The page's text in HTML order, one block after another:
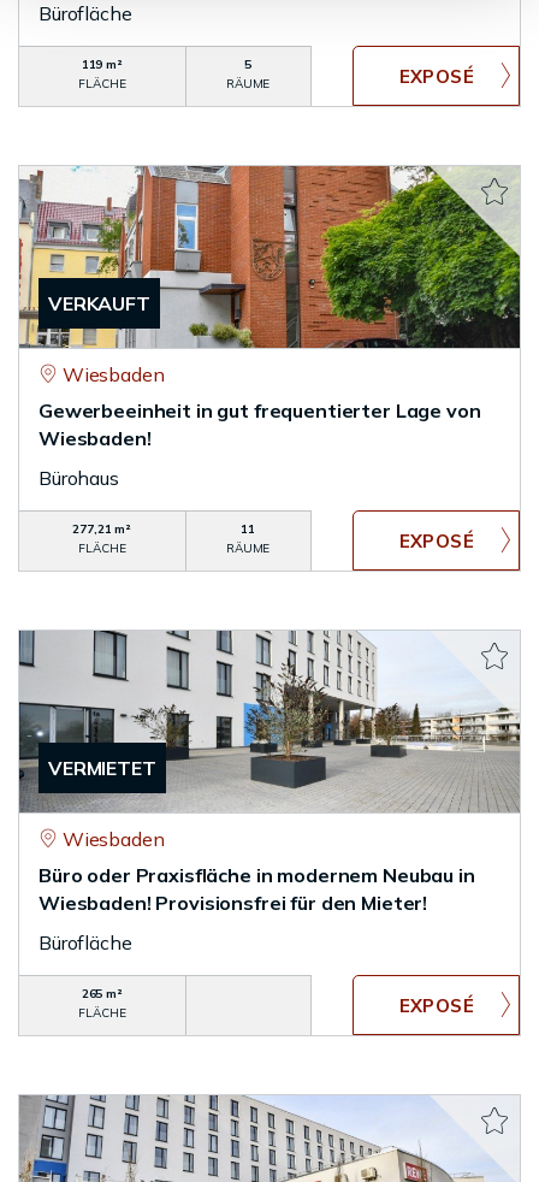
Bürofläche
119 m²
FLÄCHE
5
RÄUME
VERKAUFT
Wiesbaden
Gewerbeeinheit in gut frequentierter Lage von
Wiesbaden!
Bürohaus
277,21 m²
FLÄCHE
11
RÄUME
VERMIETET
Wiesbaden
Büro oder Praxisfläche in modernem Neubau in
Wiesbaden! Provisionsfrei für den Mieter!
Bürofläche
265 m²
FLÄCHE